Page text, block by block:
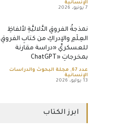
الإنسانية
7 يونيو، 2026
نمذجةُ الفروقِ الدَّلاليَّةِ لألفاظِ
العِلْمِ والإدراكِ من كتابِ الفروقِ
للعسكريِّ «دراسة مقارنة
بمخرجاتِ «ChatGPT
عدد 67 , مجلة البحوث والدراسات
الإنسانية
13 يوليو، 2026
ابرز الكتاب